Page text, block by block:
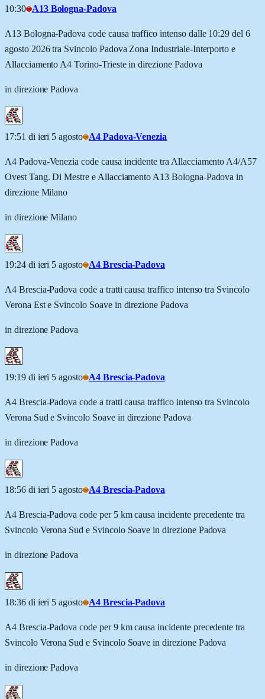
10:30 A13 Bologna-Padova
A13 Bologna-Padova code causa traffico intenso dalle 10:29 del 6
agosto 2026 tra Svincolo Padova Zona Industriale-Interporto e
Allacciamento A4 Torino-Trieste in direzione Padova
in direzione Padova
17:51 di ieri 5 agosto A4 Padova-Venezia
A4 Padova-Venezia code causa incidente tra Allacciamento A4/A57
Ovest Tang. Di Mestre e Allacciamento A13 Bologna-Padova in
direzione Milano
in direzione Milano
19:24 di ieri 5 agosto A4 Brescia-Padova
A4 Brescia-Padova code a tratti causa traffico intenso tra Svincolo
Verona Est e Svincolo Soave in direzione Padova
in direzione Padova
19:19 di ieri 5 agosto A4 Brescia-Padova
A4 Brescia-Padova code a tratti causa traffico intenso tra Svincolo
Verona Sud e Svincolo Soave in direzione Padova
in direzione Padova
18:56 di ieri 5 agosto A4 Brescia-Padova
A4 Brescia-Padova code per 5 km causa incidente precedente tra
Svincolo Verona Sud e Svincolo Soave in direzione Padova
in direzione Padova
18:36 di ieri 5 agosto A4 Brescia-Padova
A4 Brescia-Padova code per 9 km causa incidente precedente tra
Svincolo Verona Sud e Svincolo Soave in direzione Padova
in direzione Padova